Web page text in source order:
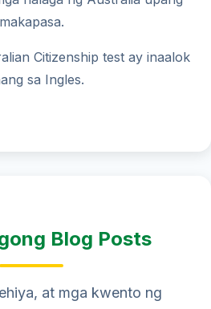
makapasa.
Citizenship test ay inaalok
sa Ingles.
Blog Posts
at mga kwento ng